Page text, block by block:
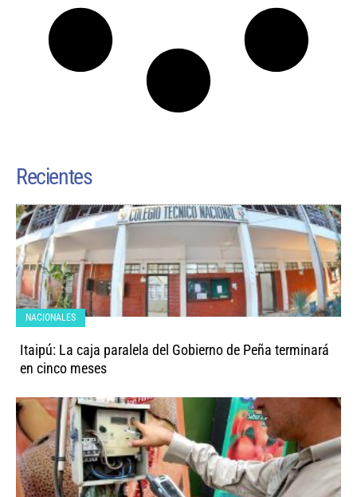
Recientes
Itaipú: La caja paralela del Gobierno de Peña terminará
en cinco meses
NACIONALES